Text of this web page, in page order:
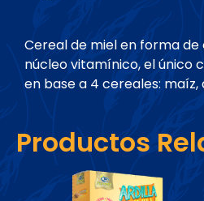
Cereal de miel en forma
núcleo vitamínico, el único
en base a 4 cereales: maíz,
Productos